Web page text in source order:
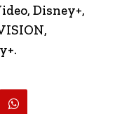
Disney+,